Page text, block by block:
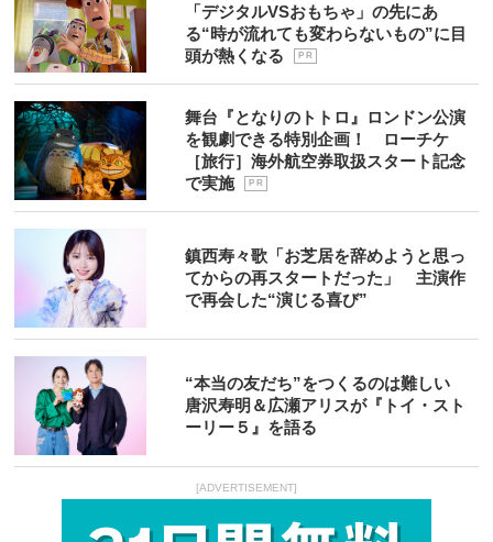
「デジタルVSおもちゃ」の先にあ
る“時が流れても変わらないもの”に目
頭が熱くなる
P R
舞台『となりのトトロ』ロンドン公演
を観劇できる特別企画！ ローチケ
［旅行］海外航空券取扱スタート記念
で実施
P R
鎮西寿々歌「お芝居を辞めようと思っ
てからの再スタートだった」 主演作
で再会した“演じる喜び”
“本当の友だち”をつくるのは難しい
唐沢寿明＆広瀬アリスが『トイ・スト
ーリー５』を語る
[ADVERTISEMENT]